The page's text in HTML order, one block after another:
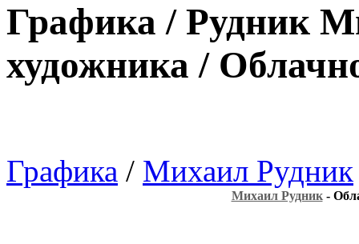
Графика / Рудник
художника /
Графика / Михаил Рудник
Михаил Рудник-